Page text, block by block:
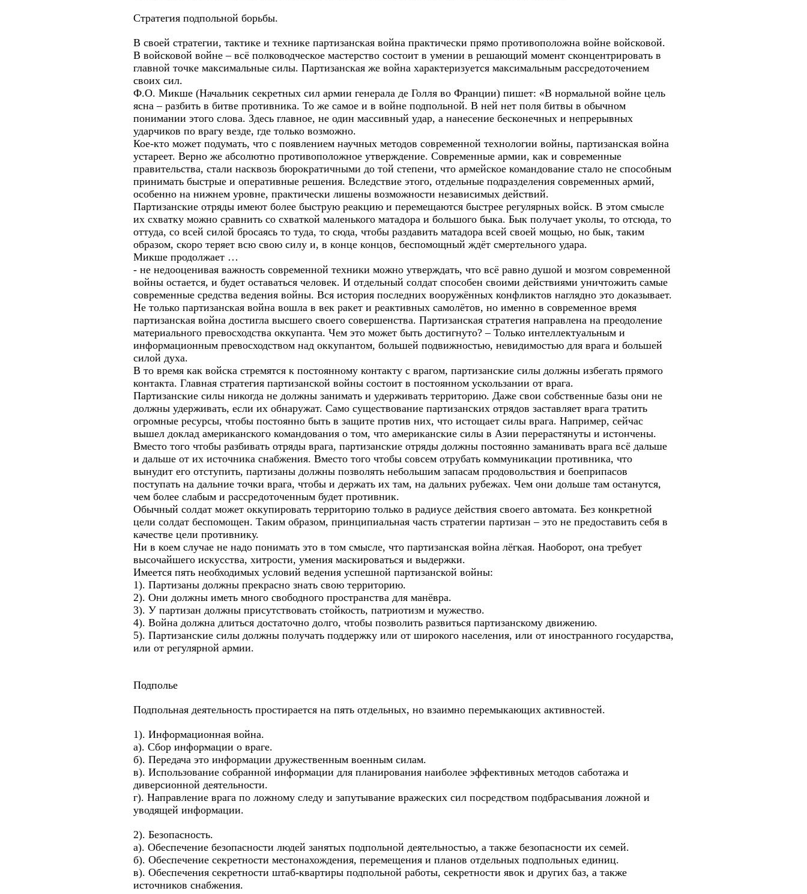
Стратегия подпольной борьбы.
В своей стратегии, тактике и технике партизанская война практически прямо противоположна войне войсковой.
В войсковой войне – всё полководческое мастерство состоит в умении в решающий момент сконцентрировать в
главной точке максимальные силы. Партизанская же война характеризуется максимальным рассредоточением
своих сил.
Ф.О. Микше (Начальник секретных сил армии генерала де Голля во Франции) пишет: «В нормальной войне цель
ясна – разбить в битве противника. То же самое и в войне подпольной. В ней нет поля битвы в обычном
понимании этого слова. Здесь главное, не один массивный удар, а нанесение бесконечных и непрерывных
ударчиков по врагу везде, где только возможно.
Кое-кто может подумать, что с появлением научных методов современной технологии войны, партизанская война
устареет. Верно же абсолютно противоположное утверждение. Современные армии, как и современные
правительства, стали насквозь бюрократичными до той степени, что армейское командование стало не способным
принимать быстрые и оперативные решения. Вследствие этого, отдельные подразделения современных армий,
особенно на нижнем уровне, практически лишены возможности независимых действий.
Партизанские отряды имеют более быструю реакцию и перемещаются быстрее регулярных войск. В этом смысле
их схватку можно сравнить со схваткой маленького матадора и большого быка. Бык получает уколы, то отсюда, то
оттуда, со всей силой бросаясь то туда, то сюда, чтобы раздавить матадора всей своей мощью, но бык, таким
образом, скоро теряет всю свою силу и, в конце концов, беспомощный ждёт смертельного удара.
Микше продолжает …
- не недооценивая важность современной техники можно утверждать, что всё равно душой и мозгом современной
войны остается, и будет оставаться человек. И отдельный солдат способен своими действиями уничтожить самые
современные средства ведения войны. Вся история последних вооружённых конфликтов наглядно это доказывает.
Не только партизанская война вошла в век ракет и реактивных самолётов, но именно в современное время
партизанская война достигла высшего своего совершенства. Партизанская стратегия направлена на преодоление
материального превосходства оккупанта. Чем это может быть достигнуто? – Только интеллектуальным и
информационным превосходством над оккупантом, большей подвижностью, невидимостью для врага и большей
силой духа.
В то время как войска стремятся к постоянному контакту с врагом, партизанские силы должны избегать прямого
контакта. Главная стратегия партизанской войны состоит в постоянном ускользании от врага.
Партизанские силы никогда не должны занимать и удерживать территорию. Даже свои собственные базы они не
должны удерживать, если их обнаружат. Само существование партизанских отрядов заставляет врага тратить
огромные ресурсы, чтобы постоянно быть в защите против них, что истощает силы врага. Например, сейчас
вышел доклад американского командования о том, что американские силы в Азии перерастянуты и истончены.
Вместо того чтобы разбивать отряды врага, партизанские отряды должны постоянно заманивать врага всё дальше
и дальше от их источника снабжения. Вместо того чтобы совсем отрубать коммуникации противника, что
вынудит его отступить, партизаны должны позволять небольшим запасам продовольствия и боеприпасов
поступать на дальние точки врага, чтобы и держать их там, на дальних рубежах. Чем они дольше там останутся,
чем более слабым и рассредоточенным будет противник.
Обычный солдат может оккупировать территорию только в радиусе действия своего автомата. Без конкретной
цели солдат беспомощен. Таким образом, принципиальная часть стратегии партизан – это не предоставить себя в
качестве цели противнику.
Ни в коем случае не надо понимать это в том смысле, что партизанская война лёгкая. Наоборот, она требует
высочайшего искусства, хитрости, умения маскироваться и выдержки.
Имеется пять необходимых условий ведения успешной партизанской войны:
1). Партизаны должны прекрасно знать свою территорию.
2). Они должны иметь много свободного пространства для манёвра.
3). У партизан должны присутствовать стойкость, патриотизм и мужество.
4). Война должна длиться достаточно долго, чтобы позволить развиться партизанскому движению.
5). Партизанские силы должны получать поддержку или от широкого населения, или от иностранного государства,
или от регулярной армии.
Подполье
Подпольная деятельность простирается на пять отдельных, но взаимно перемыкающих активностей.
1). Информационная война.
а). Сбор информации о враге.
б). Передача это информации дружественным военным силам.
в). Использование собранной информации для планирования наиболее эффективных методов саботажа и
диверсионной деятельности.
г). Направление врага по ложному следу и запутывание вражеских сил посредством подбрасывания ложной и
уводящей информации.
2). Безопасность.
а). Обеспечение безопасности людей занятых подпольной деятельностью, а также безопасности их семей.
б). Обеспечение секретности местонахождения, перемещения и планов отдельных подпольных единиц.
в). Обеспечения секретности штаб-квартиры подпольной работы, секретности явок и других баз, а также
источников снабжения.